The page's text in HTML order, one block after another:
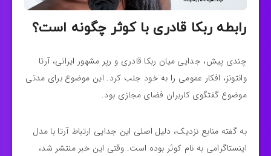
رابطه ربکا قادری با کوثر چگونه است؟
چندی پیش، جدایی میان ربکا قادری و رپر مشهور ایرانی، آرتا
وانتونز، افکار عمومی را به خود جلب کرد. این موضوع برای مدتی
موضوع گفتگوی کاربران فضای مجازی بود.
به گفته منابع نزدیک، دلیل اصلی این جدایی ارتباط آرتا با مدل
اینستاگرامی به نام کوثر بوده است. وقتی این خبر منتشر شد،